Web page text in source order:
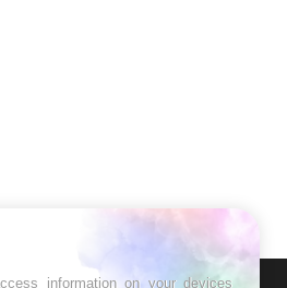
information on your devices